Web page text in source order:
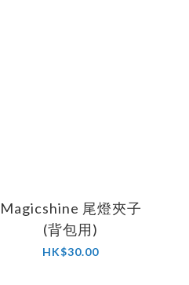
Magicshine 尾燈夾子
(背包用)
HK$30.00